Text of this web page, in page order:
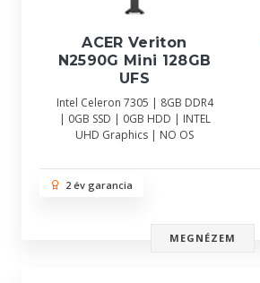
ACER Veriton
N2590G Mini 128GB
UFS
Intel Celeron 7305 | 8GB DDR4
| 0GB SSD | 0GB HDD | INTEL
UHD Graphics | NO OS
2 év garancia
MEGNÉZEM